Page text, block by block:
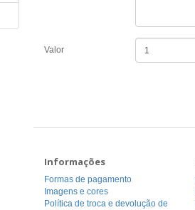
Valor
Informações
Formas de pagamento
Imagens e cores
Política de troca e devolução de